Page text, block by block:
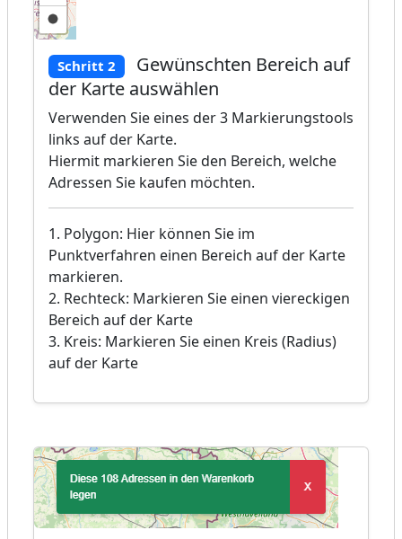
Schritt 2
Gewünschten Bereich auf
der Karte auswählen
Verwenden Sie eines der 3 Markierungstools
links auf der Karte.
Hiermit markieren Sie den Bereich, welche
Adressen Sie kaufen möchten.
1. Polygon: Hier können Sie im
Punktverfahren einen Bereich auf der Karte
markieren.
2. Rechteck: Markieren Sie einen viereckigen
Bereich auf der Karte
3. Kreis: Markieren Sie einen Kreis (Radius)
auf der Karte